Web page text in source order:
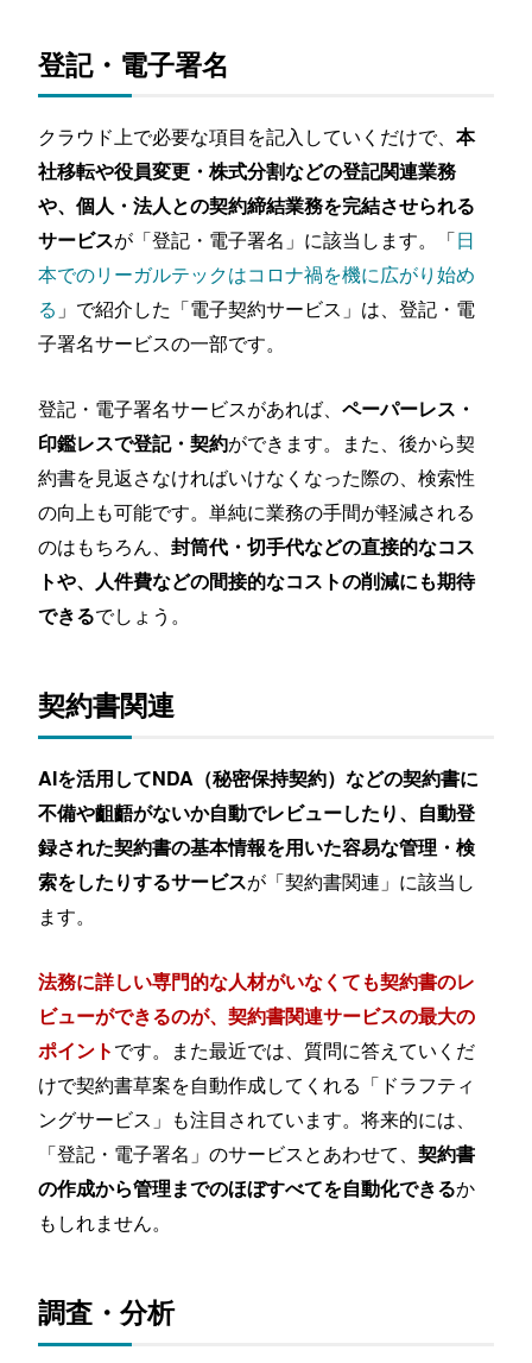
登記・電子署名
クラウド上で必要な項目を記入していくだけで、本
社移転や役員変更・株式分割などの登記関連業務
や、個人・法人との契約締結業務を完結させられる
サービスが「登記・電子署名」に該当します。「日
本でのリーガルテックはコロナ禍を機に広がり始め
る 」で紹介した「電子契約サービス」は、登記・電
子署名サービスの一部です。
登記・電子署名サービスがあれば、ペーパーレス・
印鑑レスで登記・契約ができます。また、後から契
約書を見返さなければいけなくなった際の、検索性
の向上も可能です。単純に業務の手間が軽減される
のはもちろん、封筒代・切手代などの直接的なコス
トや、人件費などの間接的なコストの削減にも期待
できるでしょう。
契約書関連
AIを活用してNDA（秘密保持契約）などの契約書に
不備や齟齬がないか自動でレビューしたり、自動登
録された契約書の基本情報を用いた容易な管理・検
索をしたりするサービスが「契約書関連」に該当し
ます。
法務に詳しい専門的な人材がいなくても契約書のレ
ビューができるのが、契約書関連サービスの最大の
ポイントです。また最近では、質問に答えていくだ
けで契約書草案を自動作成してくれる「ドラフティ
ングサービス」も注目されています。将来的には、
「登記・電子署名」のサービスとあわせて、契約書
の作成から管理までのほぼすべてを自動化できるか
もしれません。
調査・分析